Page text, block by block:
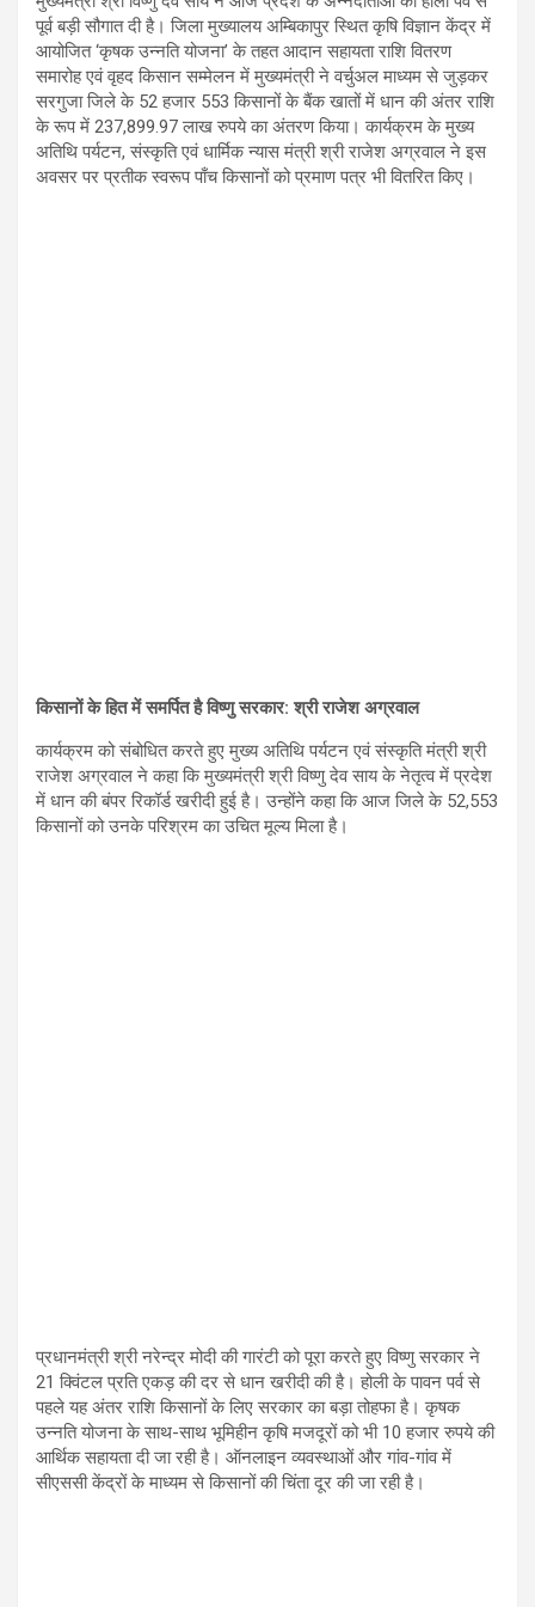
पूर्व बड़ी सौगात दी है। जिला मुख्यालय अम्बिकापुर स्थित कृषि विज्ञान केंद्र में
आयोजित ‘कृषक उन्नति योजना’ के तहत आदान सहायता राशि वितरण
समारोह एवं वृहद किसान सम्मेलन में मुख्यमंत्री ने वर्चुअल माध्यम से जुड़कर
सरगुजा जिले के 52 हजार 553 किसानों के बैंक खातों में धान की अंतर राशि
के रूप में 237,899.97 लाख रुपये का अंतरण किया। कार्यक्रम के मुख्य
अतिथि पर्यटन, संस्कृति एवं धार्मिक न्यास मंत्री श्री राजेश अग्रवाल ने इस
अवसर पर प्रतीक स्वरूप पाँच किसानों को प्रमाण पत्र भी वितरित किए।
किसानों के हित में समर्पित है विष्णु सरकार: श्री राजेश अग्रवाल
कार्यक्रम को संबोधित करते हुए मुख्य अतिथि पर्यटन एवं संस्कृति मंत्री श्री
राजेश अग्रवाल ने कहा कि मुख्यमंत्री श्री विष्णु देव साय के नेतृत्व में प्रदेश
में धान की बंपर रिकॉर्ड खरीदी हुई है। उन्होंने कहा कि आज जिले के 52,553
किसानों को उनके परिश्रम का उचित मूल्य मिला है।
प्रधानमंत्री श्री नरेन्द्र मोदी की गारंटी को पूरा करते हुए विष्णु सरकार ने
21 क्विंटल प्रति एकड़ की दर से धान खरीदी की है। होली के पावन पर्व से
पहले यह अंतर राशि किसानों के लिए सरकार का बड़ा तोहफा है। कृषक
उन्नति योजना के साथ-साथ भूमिहीन कृषि मजदूरों को भी 10 हजार रुपये की
आर्थिक सहायता दी जा रही है। ऑनलाइन व्यवस्थाओं और गांव-गांव में
सीएससी केंद्रों के माध्यम से किसानों की चिंता दूर की जा रही है।